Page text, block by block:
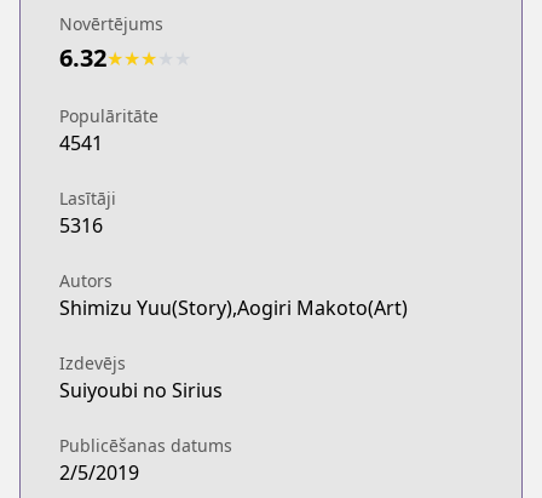
Novērtējums
6.32★★★
Populāritāte
4541
Lasītāji
5316
Autors
Shimizu Yuu(Story),Aogiri Makoto(Art)
Izdevējs
Suiyoubi no Sirius
Publicēšanas datums
2/5/2019